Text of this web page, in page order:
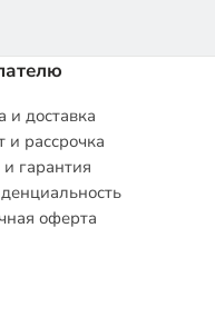
и доставка
и рассрочка
гарантия
оферта